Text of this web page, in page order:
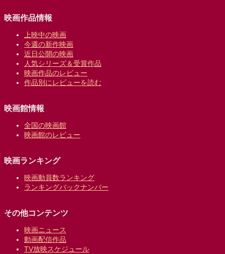
映画作品情報
上映中の映画
今週の新作映画
近日公開の映画
人気シリーズ＆受賞作品
映画作品のレビュー
作品別にレビューを読む
映画館情報
全国の映画館
映画館のレビュー
映画ランキング
映画動員数ランキング
ランキングバックナンバー
その他コンテンツ
映画ニュース
動画配信作品
TV放映スケジュール